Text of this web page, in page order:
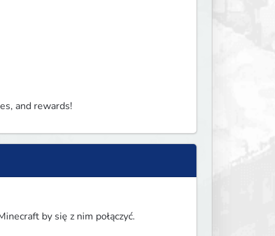
and rewards!
by się z nim połączyć.